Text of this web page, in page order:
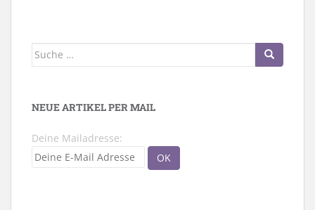
Suche
NEUE ARTIKEL PER MAIL
Deine Mailadresse: